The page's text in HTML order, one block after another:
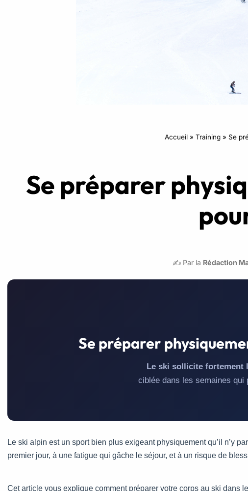
Accueil» Training» Se
Se préparer
✍️ Par la Rédaction
Se préparer
Le ski sollicite fortement
ciblée dans les semaines
Le ski alpin est un sport bien plus exigeant physiquement qu’il n’y
premier jour, à une fatigue qui gâche le séjour, et à un risque de
Cet article vous explique comment préparer votre corps au ski dans